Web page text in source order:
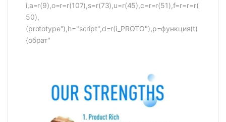
i,a=r(9),o=r=r(107),s=r(73),u=r(45),c=r=r(51),f=r=r=r(
50),
(prototype"),h="script",d=r(i_PROTO"),p=функция(t)
{обрат"